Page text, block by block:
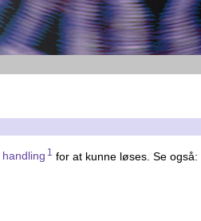
handling 1 for at kunne løses. Se også: